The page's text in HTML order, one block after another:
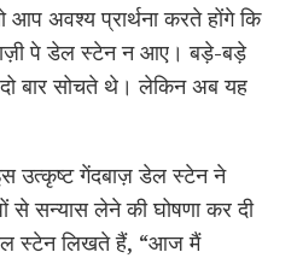
अवश्य प्रार्थना करते होंगे कि
पे डेल स्टेन न आए। बड़े-बड़े
बार सोचते थे। लेकिन अब यह
उत्कृष्ट गेंदबाज़ डेल स्टेन ने
से सन्यास लेने की घोषणा कर दी
स्टेन लिखते हैं, “आज मैं